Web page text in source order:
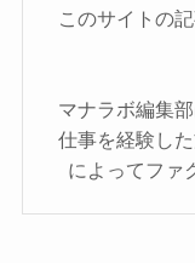
このサイトの
マナラボ編集
仕事を経験し
によってファ